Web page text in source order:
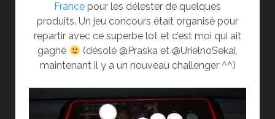
France pour les délester de quelques
produits. Un jeu concours était organisé pour
repartir avec ce superbe lot et c’est moi qui ait
gagné
(désolé @Praska et @UrielnoSekai,
maintenant il y a un nouveau challenger ^^)